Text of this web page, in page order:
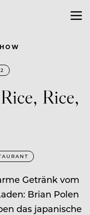
Rice,
Getränk vom
Brian Polen
das japanische